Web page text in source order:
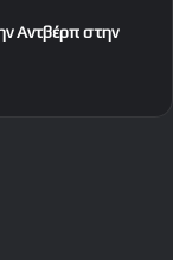
Αντβέρπ στην